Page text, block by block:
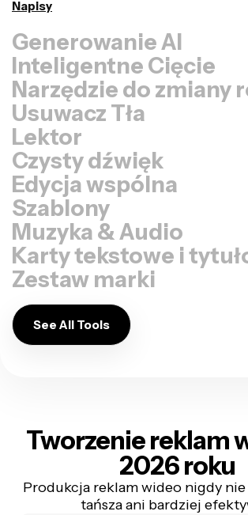
Napisy
Generowanie AI
Inteligentne Cięcie
Narzędzie do zmiany
Usuwacz Tła
Lektor
Czysty dźwięk
Edycja wspólna
Szablony
Muzyka & Audio
Karty tekstowe i
Zestaw marki
See All Tools
Tworzenie reklam
2026 roku
Produkcja reklam wideo nigdy nie
tańsza ani bardziej